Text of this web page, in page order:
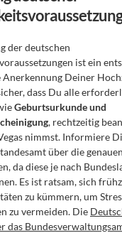
der deutschen
ist ein
Deiner
dass Du alle
Geburtsurkunde und
, rechtzeitig
nimmst. Informiere
über die genauen
da diese je nach
Es ist ratsam, sich
zu kümmern, um
zu vermeiden. Die
das